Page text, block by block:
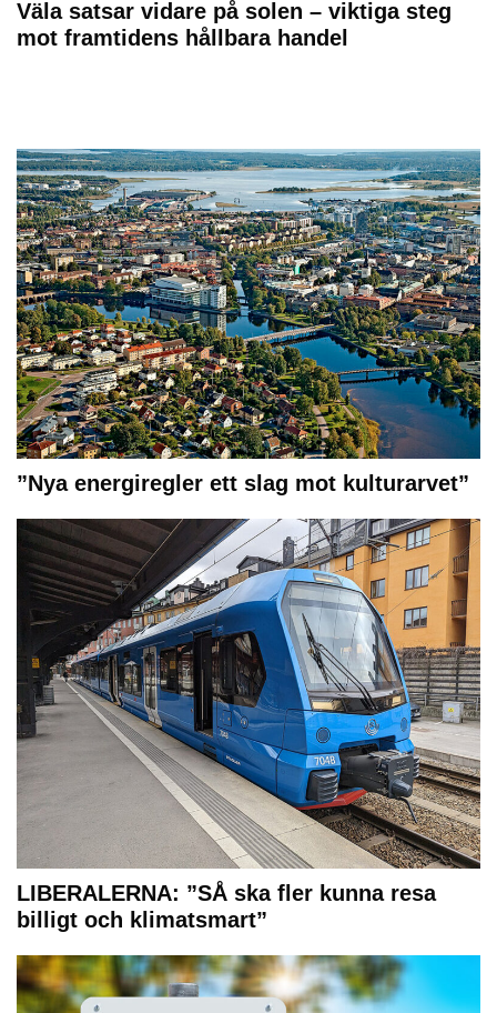
Väla satsar vidare på solen – viktiga steg
mot framtidens hållbara handel
”Nya energiregler ett slag mot kulturarvet”
LIBERALERNA: ”SÅ ska fler kunna resa
billigt och klimatsmart”